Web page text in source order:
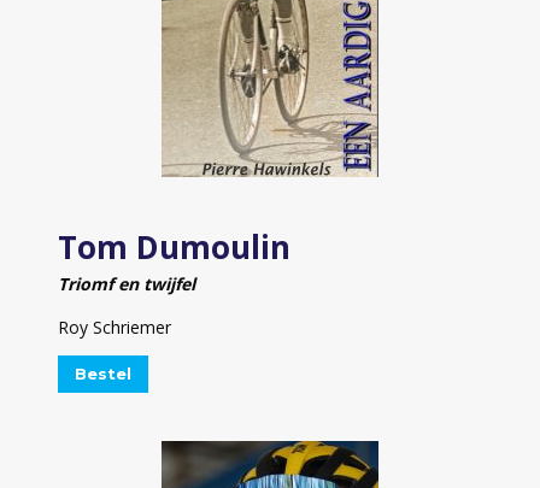
Tom Dumoulin
Triomf en twijfel
Roy Schriemer
Bestel